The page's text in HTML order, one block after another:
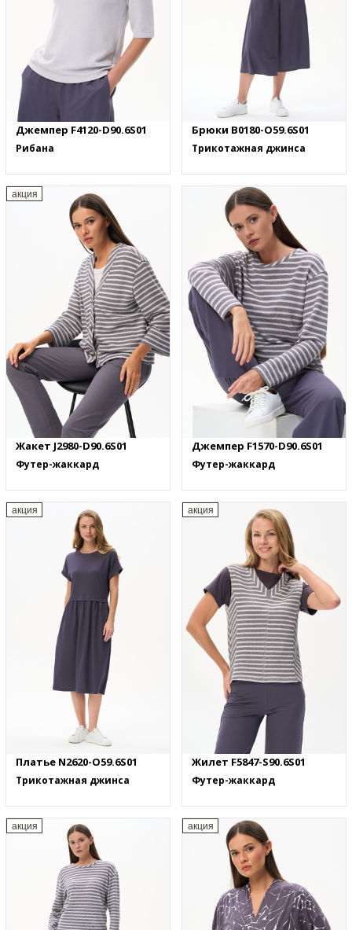
Джемпер F4120-D90.6S01
Рибана
Брюки B0180-O59.6S01
Трикотажная джинса
акция
Жакет J2980-D90.6S01
Футер-жаккард
Джемпер F1570-D90.6S01
Футер-жаккард
акция
Платье N2620-O59.6S01
Трикотажная джинса
акция
Жилет F5847-S90.6S01
Футер-жаккард
акция акция